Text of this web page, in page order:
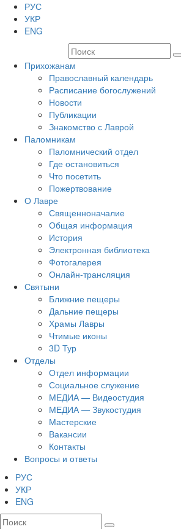
РУС
УКР
ENG
Прихожанам
Православный календарь
Расписание богослужений
Новости
Публикации
Знакомство с Лаврой
Паломникам
Паломнический отдел
Где остановиться
Что посетить
Пожертвование
О Лавре
Священноначалие
Общая информация
История
Электронная библиотека
Фотогалерея
Онлайн-трансляция
Святыни
Ближние пещеры
Дальние пещеры
Храмы Лавры
Чтимые иконы
3D Тур
Отделы
Отдел информации
Социальное служение
МЕДИА — Видеостудия
МЕДИА — Звукостудия
Мастерские
Вакансии
Контакты
Вопросы и ответы
РУС
УКР
ENG